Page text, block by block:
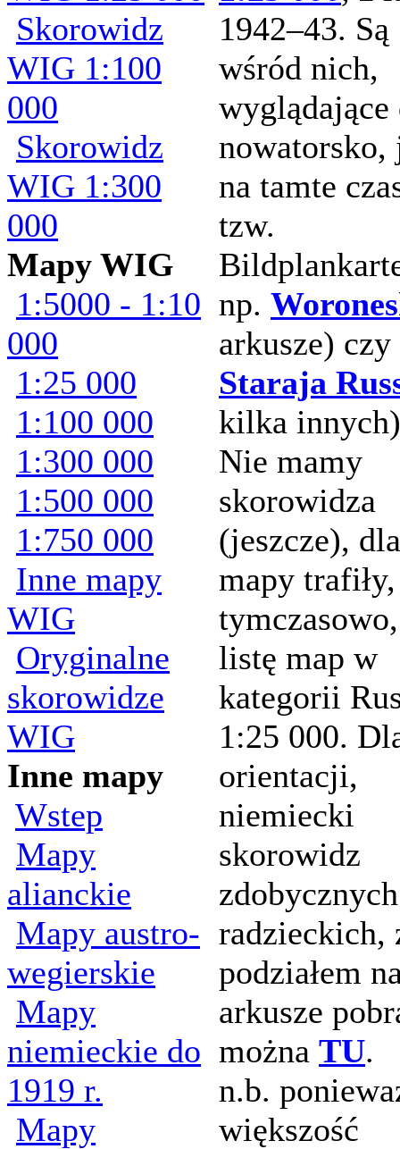
Skorowidz
WIG 1:100
000
Skorowidz
WIG 1:300
000
Mapy WIG
1:5000 - 1:10
000
1:25 000
1:100 000
1:300 000
1:500 000
1:750 000
Inne mapy
WIG
Oryginalne
skorowidze
WIG
Inne mapy
Wstep
Mapy
alianckie
Mapy austro-
wegierskie
Mapy
niemieckie do
1919 r.
Mapy
1942–43. Są
wśród nich,
wyglądające
nowatorsko,
na tamte
tzw.
np.
arkusze) czy
Staraja
kilka
Nie mamy
skorowidza
(jeszcze),
mapy trafiły,
listę map w
kategorii
1:25 000.
orientacji,
niemiecki
skorowidz
radzieckich,
podziałem
arkusze
można TU.
n.b.
większość